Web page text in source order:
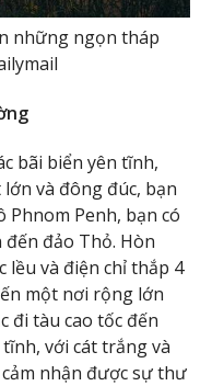
những ngọn tháp
bãi biển yên tĩnh,
và đông đúc, bạn
Phnom Penh, bạn có
đảo Thỏ. Hòn
lều và điện chỉ thắp 4
một nơi rộng lớn
đi tàu cao tốc đến
với cát trắng và
nhận được sự thư